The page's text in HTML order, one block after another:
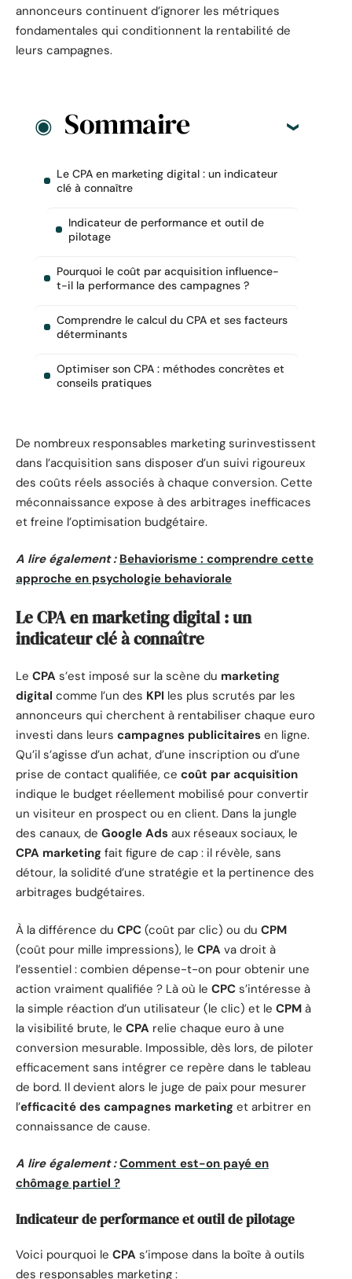
annonceurs continuent d’ignorer les métriques
fondamentales qui conditionnent la rentabilité de
leurs campagnes.
Sommaire
Le CPA en marketing digital : un indicateur
clé à connaître
Indicateur de performance et outil de
pilotage
Pourquoi le coût par acquisition influence-
t-il la performance des campagnes ?
Comprendre le calcul du CPA et ses facteurs
déterminants
Optimiser son CPA : méthodes concrètes et
conseils pratiques
De nombreux responsables marketing surinvestissent
dans l’acquisition sans disposer d’un suivi rigoureux
des coûts réels associés à chaque conversion. Cette
méconnaissance expose à des arbitrages inefficaces
et freine l’optimisation budgétaire.
A lire également : Behaviorisme : comprendre cette
approche en psychologie behaviorale
Le CPA en marketing digital : un
indicateur clé à connaître
Le CPA s’est imposé sur la scène du marketing
digital comme l’un des KPI les plus scrutés par les
annonceurs qui cherchent à rentabiliser chaque euro
investi dans leurs campagnes publicitaires en ligne.
Qu’il s’agisse d’un achat, d’une inscription ou d’une
prise de contact qualifiée, ce coût par acquisition
indique le budget réellement mobilisé pour convertir
un visiteur en prospect ou en client. Dans la jungle
des canaux, de Google Ads aux réseaux sociaux, le
CPA marketing fait figure de cap : il révèle, sans
détour, la solidité d’une stratégie et la pertinence des
arbitrages budgétaires.
À la différence du CPC (coût par clic) ou du CPM
(coût pour mille impressions), le CPA va droit à
l’essentiel : combien dépense-t-on pour obtenir une
action vraiment qualifiée ? Là où le CPC s’intéresse à
la simple réaction d’un utilisateur (le clic) et le CPM à
la visibilité brute, le CPA relie chaque euro à une
conversion mesurable. Impossible, dès lors, de piloter
efficacement sans intégrer ce repère dans le tableau
de bord. Il devient alors le juge de paix pour mesurer
l’efficacité des campagnes marketing et arbitrer en
connaissance de cause.
A lire également : Comment est-on payé en
chômage partiel ?
Indicateur de performance et outil de pilotage
Voici pourquoi le CPA s’impose dans la boîte à outils
des responsables marketing :